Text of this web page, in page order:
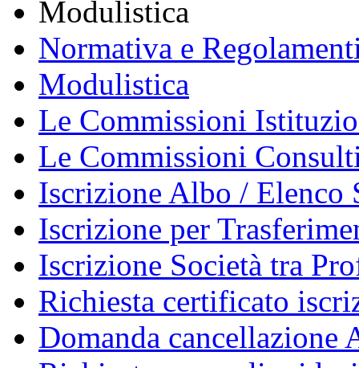
Modulistica
Normativa e
Modulistica
Le Commissioni
Le Commissioni
Iscrizione Albo / Elenco
Iscrizione per
Iscrizione Società tra
Richiesta certificato
Domanda cancellazione